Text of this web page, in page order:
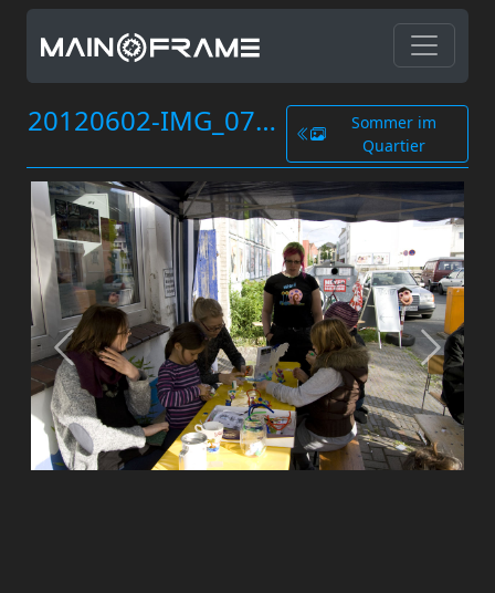
20120602-IMG_0753.jpg
Sommer im
Quartier